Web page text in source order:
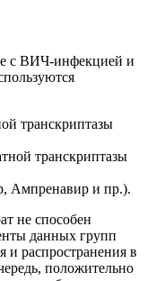
с ВИЧ-инфекцией и
транскриптазы
транскриптазы
Ампренавир и пр.).
не способен
данных групп
и распространения в
положительно